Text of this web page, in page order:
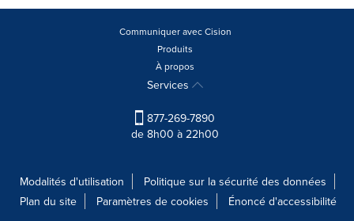
Communiquer avec Cision
Produits
À propos
Services
877-269-7890
de 8h00 à 22h00
Modalités d'utilisation
Politique sur la sécurité des données
Plan du site
Paramètres de cookies Énoncé d'accessibilité